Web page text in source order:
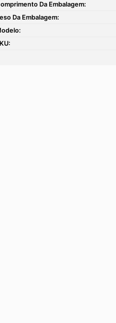
Da Embalagem:
Da Embalagem: